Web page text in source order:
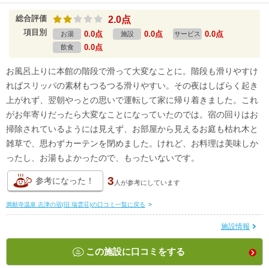
総合評価 2.0点
項目別 お湯 0.0点 施設 0.0点 サービス 0.0点
飲食 0.0点
お風呂上りに本館の階段で滑って大変なことに。階段も滑りやすけ
ればスリッパの素材もつるつる滑りやすい。その夜はしばらく起き
上がれず、翌朝やっとの思いで運転して家に帰り着きました。これ
がお年寄りだったら大変なことになっていたのでは。宿の回りはお
掃除されているようには見えず、お部屋から見えるお庭も枯れ木と
雑草で、思わずカーテンを閉めました。けれど、お料理は美味しか
ったし、お湯もよかったので、もったいないです。
参考になった！ 3 人が参考にしています
満願寺温泉 志津の宿(旧 瑞雲荘)の口コミ一覧に戻る >
施設情報
この施設に口コミをする